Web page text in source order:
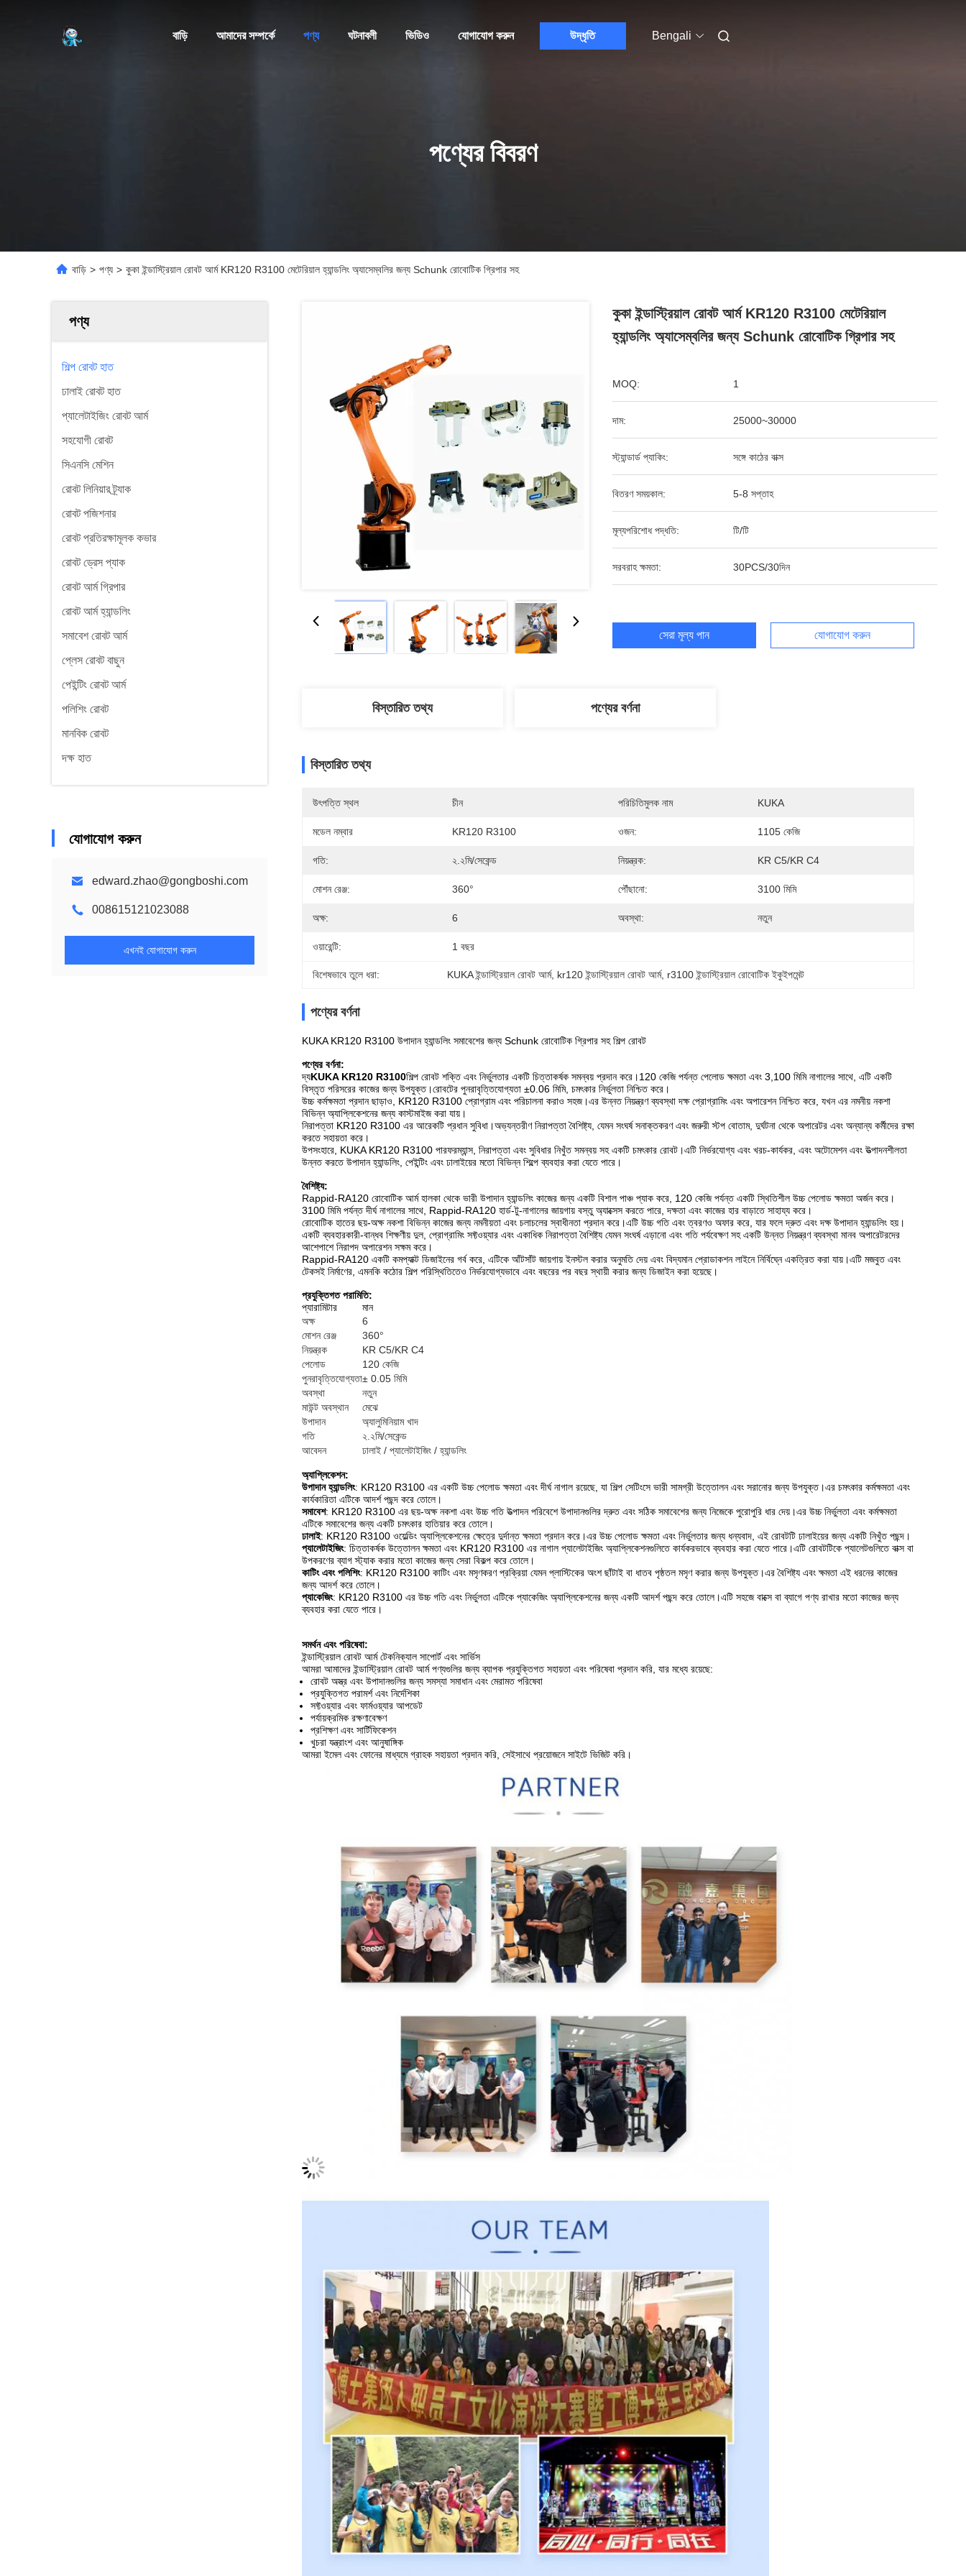
বাড়ি আমাদের সম্পর্কে পণ্য ঘটনাবলী ভিডিও যোগাযোগ করুন উদ্ধৃতি Bengali
পণ্যের বিবরণ
বাড়ি > পণ্য > কুকা ইন্ডাস্ট্রিয়াল রোবট আর্ম KR120 R3100 মেটেরিয়াল হ্যান্ডলিং অ্যাসেম্বলির জন্য Schunk রোবোটিক গ্রিপার সহ
পণ্য
শিল্প রোবট হাত
ঢালাই রোবট হাত
প্যালেটাইজিং রোবট আর্ম
সহযোগী রোবট
সিএনসি মেশিন
রোবট লিনিয়ার ট্র্যাক
রোবট পজিশনার
রোবট প্রতিরক্ষামূলক কভার
রোবট ড্রেস প্যাক
রোবট আর্ম গ্রিপার
রোবট আর্ম হ্যান্ডলিং
সমাবেশ রোবট আর্ম
প্লেস রোবট বাছুন
পেইন্টিং রোবট আর্ম
পলিশিং রোবট
মানবিক রোবট
দক্ষ হাত
যোগাযোগ করুন
edward.zhao@gongboshi.com
008615121023088
এখনই যোগাযোগ করুন
কুকা ইন্ডাস্ট্রিয়াল রোবট আর্ম KR120 R3100 মেটেরিয়াল
হ্যান্ডলিং অ্যাসেম্বলির জন্য Schunk রোবোটিক গ্রিপার সহ
MOQ: 1
দাম: 25000~30000
স্ট্যান্ডার্ড প্যাকিং: সঙ্গে কাঠের বাক্স
বিতরণ সময়কাল: 5-8 সপ্তাহ
মূল্যপরিশোধ পদ্ধতি: টি/টি
সরবরাহ ক্ষমতা: 30PCS/30দিন
সেরা মূল্য পান যোগাযোগ করুন
বিস্তারিত তথ্য পণ্যের বর্ণনা
বিস্তারিত তথ্য
উৎপত্তি স্থল চীন পরিচিতিমুলক নাম KUKA
মডেল নম্বার KR120 R3100 ওজন: 1105 কেজি
গতি: ২.২মি/সেকেন্ড নিয়ন্ত্রক: KR C5/KR C4
মোশন রেঞ্জ: 360° পৌঁছানো: 3100 মিমি
অক্ষ: 6 অবস্থা: নতুন
ওয়ারেন্টি: 1 বছর
বিশেষভাবে তুলে ধরা: KUKA ইন্ডাস্ট্রিয়াল রোবট আর্ম, kr120 ইন্ডাস্ট্রিয়াল রোবট আর্ম, r3100 ইন্ডাস্ট্রিয়াল রোবোটিক ইকুইপমেন্ট
পণ্যের বর্ণনা
KUKA KR120 R3100 উপাদান হ্যান্ডলিং সমাবেশের জন্য Schunk রোবোটিক গ্রিপার সহ শিল্প রোবট
পণ্যের বর্ণনা:
দ্যKUKA KR120 R3100শিল্প রোবট শক্তি এবং নির্ভুলতার একটি চিত্তাকর্ষক সমন্বয় প্রদান করে।120 কেজি পর্যন্ত পেলোড ক্ষমতা এবং 3,100 মিমি নাগালের সাথে, এটি একটি
বিস্তৃত পরিসরের কাজের জন্য উপযুক্ত।রোবটের পুনরাবৃত্তিযোগ্যতা ±0.06 মিমি, চমৎকার নির্ভুলতা নিশ্চিত করে।
উচ্চ কর্মক্ষমতা প্রদান ছাড়াও, KR120 R3100 প্রোগ্রাম এবং পরিচালনা করাও সহজ।এর উন্নত নিয়ন্ত্রণ ব্যবস্থা দক্ষ প্রোগ্রামিং এবং অপারেশন নিশ্চিত করে, যখন এর নমনীয় নকশা
বিভিন্ন অ্যাপ্লিকেশনের জন্য কাস্টমাইজ করা যায়।
নিরাপত্তা KR120 R3100 এর আরেকটি প্রধান সুবিধা।অভ্যন্তরীণ নিরাপত্তা বৈশিষ্ট্য, যেমন সংঘর্ষ সনাক্তকরণ এবং জরুরী স্টপ বোতাম, দুর্ঘটনা থেকে অপারেটর এবং অন্যান্য কর্মীদের রক্ষা
করতে সহায়তা করে।
উপসংহারে, KUKA KR120 R3100 পারফরম্যান্স, নিরাপত্তা এবং সুবিধার নিখুঁত সমন্বয় সহ একটি চমৎকার রোবট।এটি নির্ভরযোগ্য এবং খরচ-কার্যকর, এবং অটোমেশন এবং উত্পাদনশীলতা
উন্নত করতে উপাদান হ্যান্ডলিং, পেইন্টিং এবং ঢালাইয়ের মতো বিভিন্ন শিল্পে ব্যবহার করা যেতে পারে।
বৈশিষ্ট্য:
Rappid-RA120 রোবোটিক আর্ম হালকা থেকে ভারী উপাদান হ্যান্ডলিং কাজের জন্য একটি বিশাল পাঞ্চ প্যাক করে, 120 কেজি পর্যন্ত একটি স্থিতিশীল উচ্চ পেলোড ক্ষমতা অর্জন করে।
3100 মিমি পর্যন্ত দীর্ঘ নাগালের সাথে, Rappid-RA120 হার্ড-টু-নাগালের জায়গায় বস্তু অ্যাক্সেস করতে পারে, দক্ষতা এবং কাজের হার বাড়াতে সাহায্য করে।
রোবোটিক হাতের ছয়-অক্ষ নকশা বিভিন্ন কাজের জন্য নমনীয়তা এবং চলাচলের স্বাধীনতা প্রদান করে।এটি উচ্চ গতি এবং ত্বরণও অফার করে, যার ফলে দ্রুত এবং দক্ষ উপাদান হ্যান্ডলিং হয়।
একটি ব্যবহারকারী-বান্ধব শিক্ষণীয় দুল, প্রোগ্রামিং সফ্টওয়্যার এবং একাধিক নিরাপত্তা বৈশিষ্ট্য যেমন সংঘর্ষ এড়ানো এবং গতি পর্যবেক্ষণ সহ একটি উন্নত নিয়ন্ত্রণ ব্যবস্থা মানব অপারেটরদের
আশেপাশে নিরাপদ অপারেশন সক্ষম করে।
Rappid-RA120 একটি কমপ্যাক্ট ডিজাইনের গর্ব করে, এটিকে আঁটসাঁট জায়গায় ইনস্টল করার অনুমতি দেয় এবং বিদ্যমান প্রোডাকশন লাইনে নির্বিঘ্নে একত্রিত করা যায়।এটি মজবুত এবং
টেকসই নির্মাণের, এমনকি কঠোর শিল্প পরিস্থিতিতেও নির্ভরযোগ্যভাবে এবং বছরের পর বছর স্থায়ী করার জন্য ডিজাইন করা হয়েছে।
প্রযুক্তিগত পরামিতি:
প্যারামিটার
মান
অক্ষ
6
মোশন রেঞ্জ
360°
নিয়ন্ত্রক
KR C5/KR C4
পেলোড
120 কেজি
পুনরাবৃত্তিযোগ্যতা± 0.05 মিমি
অবস্থা
নতুন
মাউন্ট অবস্থান
মেঝে
উপাদান
অ্যালুমিনিয়াম খাদ
গতি
২.২মি/সেকেন্ড
আবেদন
ঢালাই / প্যালেটাইজিং / হ্যান্ডলিং
অ্যাপ্লিকেশন:
উপাদান হ্যান্ডলিং: KR120 R3100 এর একটি উচ্চ পেলোড ক্ষমতা এবং দীর্ঘ নাগাল রয়েছে, যা শিল্প সেটিংসে ভারী সামগ্রী উত্তোলন এবং সরানোর জন্য উপযুক্ত।এর চমৎকার কর্মক্ষমতা এবং
কার্যকারিতা এটিকে আদর্শ পছন্দ করে তোলে।
সমাবেশ: KR120 R3100 এর ছয়-অক্ষ নকশা এবং উচ্চ গতি উত্পাদন পরিবেশে উপাদানগুলির দ্রুত এবং সঠিক সমাবেশের জন্য নিজেকে পুরোপুরি ধার দেয়।এর উচ্চ নির্ভুলতা এবং কর্মক্ষমতা
এটিকে সমাবেশের জন্য একটি চমৎকার হাতিয়ার করে তোলে।
ঢালাই: KR120 R3100 ওয়েল্ডিং অ্যাপ্লিকেশনের ক্ষেত্রে দুর্দান্ত ক্ষমতা প্রদান করে।এর উচ্চ পেলোড ক্ষমতা এবং নির্ভুলতার জন্য ধন্যবাদ, এই রোবটটি ঢালাইয়ের জন্য একটি নিখুঁত পছন্দ।
প্যালেটাইজিং: চিত্তাকর্ষক উত্তোলন ক্ষমতা এবং KR120 R3100 এর নাগাল প্যালেটাইজিং অ্যাপ্লিকেশনগুলিতে কার্যকরভাবে ব্যবহার করা যেতে পারে।এটি রোবটটিকে প্যালেটগুলিতে বাক্স বা
উপকরণের ব্যাগ স্ট্যাক করার মতো কাজের জন্য সেরা বিকল্প করে তোলে।
কাটিং এবং পলিশিং: KR120 R3100 কাটিং এবং মসৃণকরণ প্রক্রিয়া যেমন প্লাস্টিকের অংশ ছাঁটাই বা ধাতব পৃষ্ঠতল মসৃণ করার জন্য উপযুক্ত।এর বৈশিষ্ট্য এবং ক্ষমতা এই ধরনের কাজের
জন্য আদর্শ করে তোলে।
প্যাকেজিং: KR120 R3100 এর উচ্চ গতি এবং নির্ভুলতা এটিকে প্যাকেজিং অ্যাপ্লিকেশনের জন্য একটি আদর্শ পছন্দ করে তোলে।এটি সহজে বাক্সে বা ব্যাগে পণ্য রাখার মতো কাজের জন্য
ব্যবহার করা যেতে পারে।
সমর্থন এবং পরিষেবা:
ইন্ডাস্ট্রিয়াল রোবট আর্ম টেকনিক্যাল সাপোর্ট এবং সার্ভিস
আমরা আমাদের ইন্ডাস্ট্রিয়াল রোবট আর্ম পণ্যগুলির জন্য ব্যাপক প্রযুক্তিগত সহায়তা এবং পরিষেবা প্রদান করি, যার মধ্যে রয়েছে:
রোবট অস্ত্র এবং উপাদানগুলির জন্য সমস্যা সমাধান এবং মেরামত পরিষেবা
প্রযুক্তিগত পরামর্শ এবং নির্দেশিকা
সফ্টওয়্যার এবং ফার্মওয়্যার আপডেট
পর্যায়ক্রমিক রক্ষণাবেক্ষণ
প্রশিক্ষণ এবং সার্টিফিকেশন
খুচরা যন্ত্রাংশ এবং আনুষাঙ্গিক
আমরা ইমেল এবং ফোনের মাধ্যমে গ্রাহক সহায়তা প্রদান করি, সেইসাথে প্রয়োজনে সাইটে ভিজিট করি।